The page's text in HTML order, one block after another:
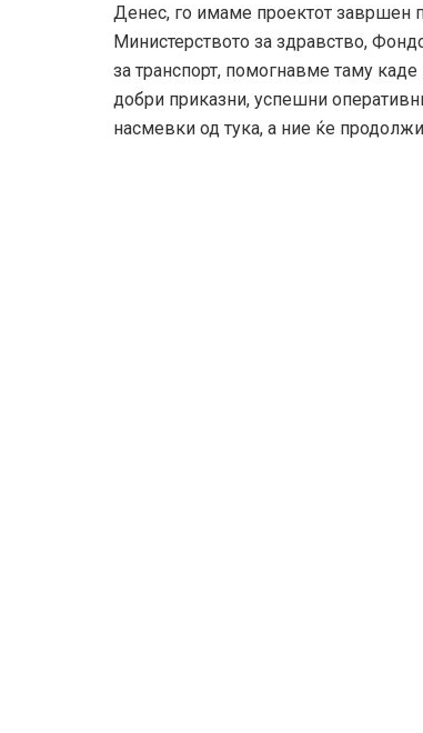
Денес, го имаме проектот завршен
Министерството за здравство,
за транспорт, помогнавме таму
добри приказни, успешни
насмевки од тука, а ние ќе